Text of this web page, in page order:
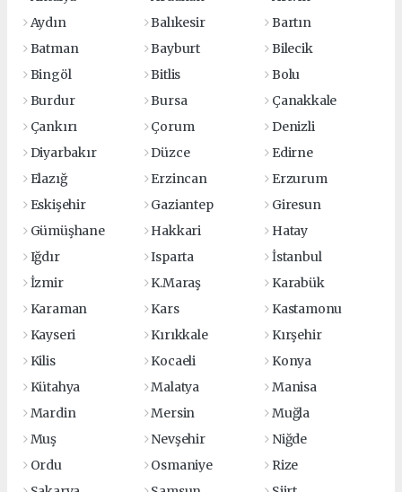
Aydın
Balıkesir
Bartın
Batman
Bayburt
Bilecik
Bingöl
Bitlis
Bolu
Burdur
Bursa
Çanakkale
Çankırı
Çorum
Denizli
Diyarbakır
Düzce
Edirne
Elazığ
Erzincan
Erzurum
Eskişehir
Gaziantep
Giresun
Gümüşhane
Hakkari
Hatay
Iğdır
Isparta
İstanbul
İzmir
K.Maraş
Karabük
Karaman
Kars
Kastamonu
Kayseri
Kırıkkale
Kırşehir
Kilis
Kocaeli
Konya
Kütahya
Malatya
Manisa
Mardin
Mersin
Muğla
Muş
Nevşehir
Niğde
Ordu
Osmaniye
Rize